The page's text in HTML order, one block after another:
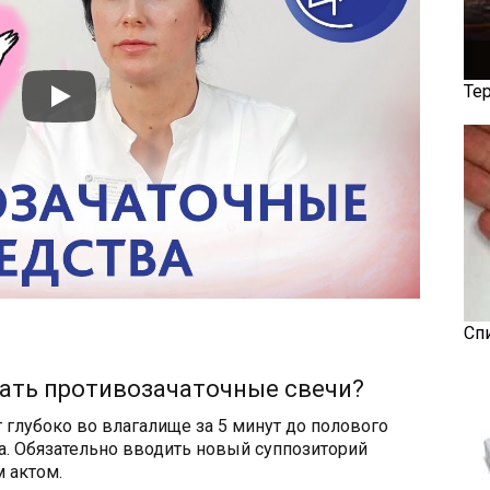
противозачаточные свечи?
во влагалище за 5 минут до полового
Обязательно вводить новый суппозиторий